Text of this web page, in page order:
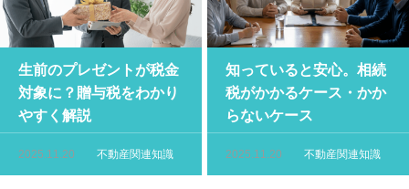
生前のプレゼントが税金
対象に？贈与税をわかり
やすく解説
2025.11.20 不動産関連知識
知っていると安心。相続
税がかかるケース・かか
らないケース
2025.11.20 不動産関連知識